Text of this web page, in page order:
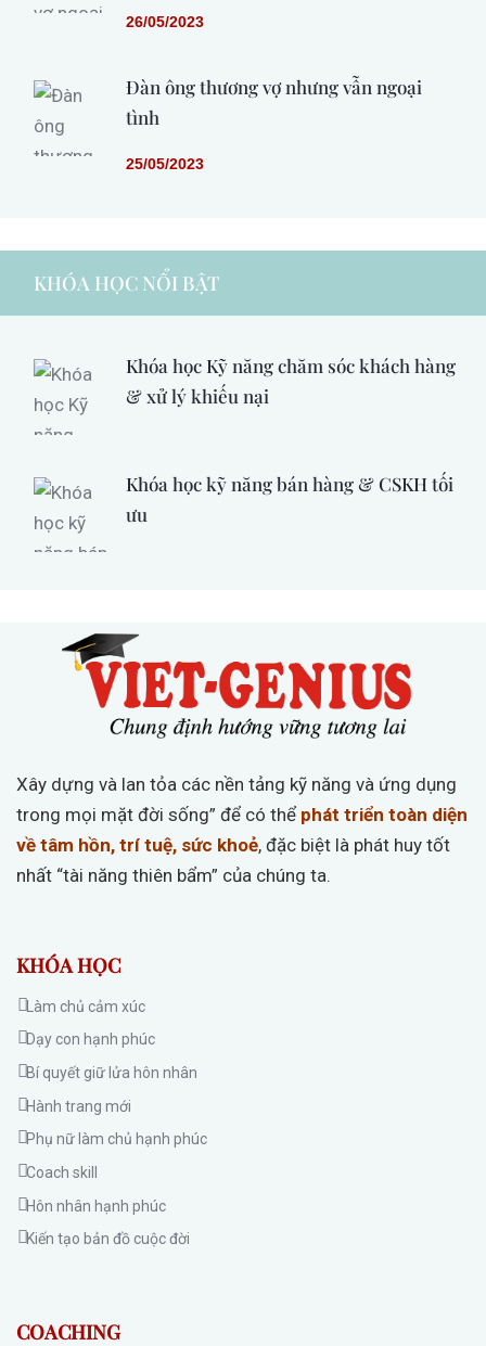
26/05/2023
Đàn ông thương vợ nhưng vẫn ngoại
tình
25/05/2023
KHÓA HỌC NỔI BẬT
Khóa học Kỹ năng chăm sóc khách hàng
& xử lý khiếu nại
Khóa học kỹ năng bán hàng & CSKH tối
ưu
Xây dựng và lan tỏa các nền tảng kỹ năng và ứng dụng
trong mọi mặt đời sống” để có thể phát triển toàn diện
về tâm hồn, trí tuệ, sức khoẻ, đặc biệt là phát huy tốt
nhất “tài năng thiên bẩm” của chúng ta.
KHÓA HỌC
Làm chủ cảm xúc
Dạy con hạnh phúc
Bí quyết giữ lửa hôn nhân
Hành trang mới
Phụ nữ làm chủ hạnh phúc
Coach skill
Hôn nhân hạnh phúc
Kiến tạo bản đồ cuộc đời
COACHING